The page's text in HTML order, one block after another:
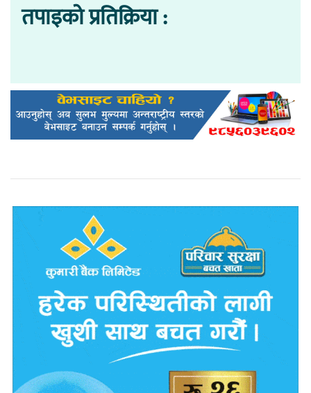
तपाइको प्रतिक्रिया :